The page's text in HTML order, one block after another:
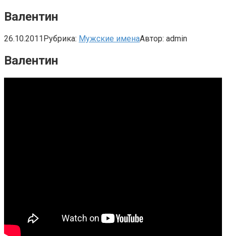
Валентин
26.10.2011Рубрика: Мужские именаАвтор: admin
Валентин